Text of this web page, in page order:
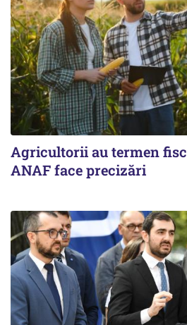
Agricultorii au termen
ANAF face precizări